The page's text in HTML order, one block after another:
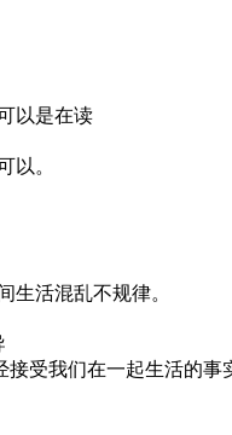
以是在读
以。
生活混乱不规律。
受我们在一起生活的